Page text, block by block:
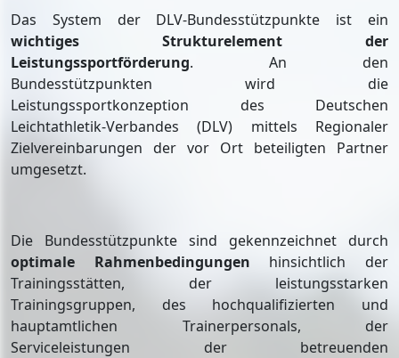
Das System der DLV-Bundesstützpunkte ist ein
wichtiges Strukturelement der
Leistungssportförderung. An den
Bundesstützpunkten wird die
Leistungssportkonzeption des Deutschen
Leichtathletik-Verbandes (DLV) mittels Regionaler
Zielvereinbarungen der vor Ort beteiligten Partner
umgesetzt.
Die Bundesstützpunkte sind gekennzeichnet durch
optimale Rahmenbedingungen hinsichtlich der
Trainingsstätten, der leistungsstarken
Trainingsgruppen, des hochqualifizierten und
hauptamtlichen Trainerpersonals, der
Serviceleistungen der betreuenden